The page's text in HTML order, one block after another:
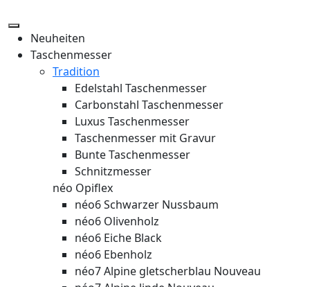
Neuheiten
Taschenmesser
Tradition
Edelstahl Taschenmesser
Carbonstahl Taschenmesser
Luxus Taschenmesser
Taschenmesser mit Gravur
Bunte Taschenmesser
Schnitzmesser
néo Opiflex
néo6 Schwarzer Nussbaum
néo6 Olivenholz
néo6 Eiche Black
néo6 Ebenholz
néo7 Alpine gletscherblau Nouveau